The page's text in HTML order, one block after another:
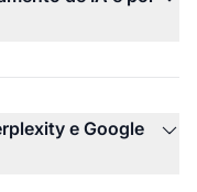
e Google